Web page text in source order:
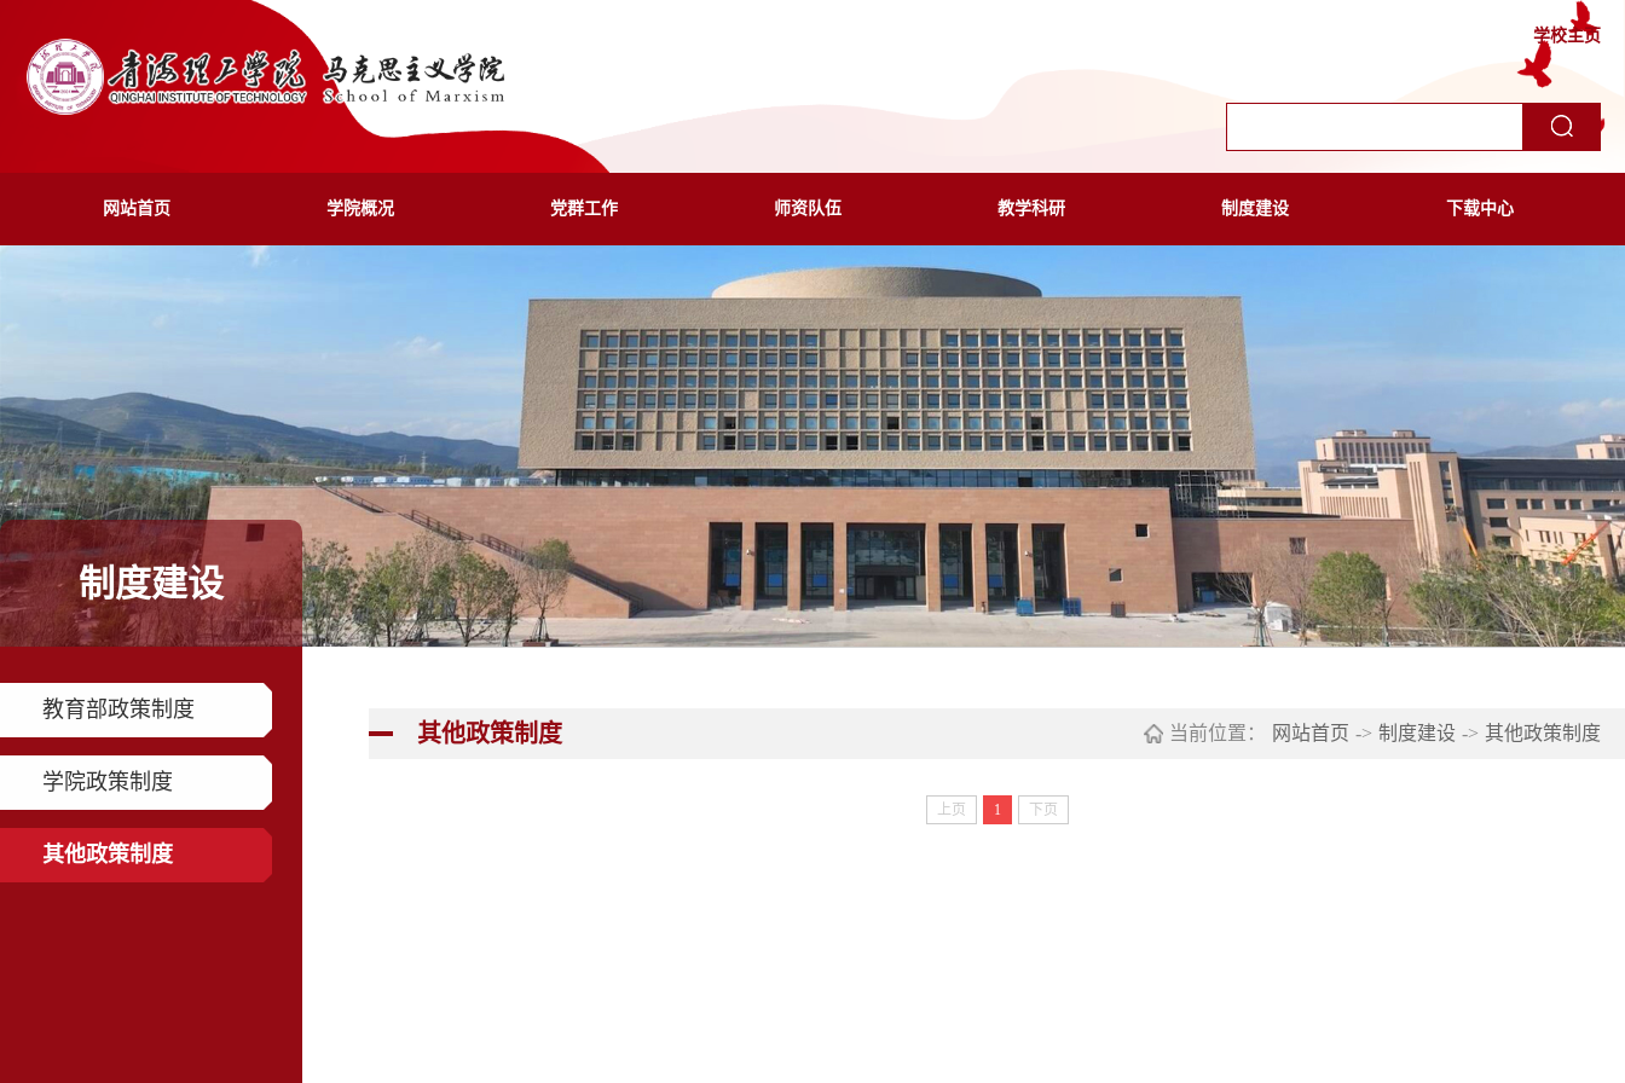
学校主页
网站首页 学院概况 党群工作 师资队伍 教学科研 制度建设 下载中心
制度建设
教育部政策制度
学院政策制度
其他政策制度
其他政策制度 当前位置： 网站首页 -> 制度建设 -> 其他政策制度
上页 1 下页